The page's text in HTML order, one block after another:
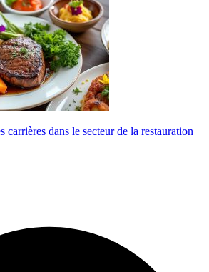
carrières dans le secteur de la restauration